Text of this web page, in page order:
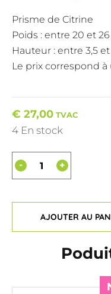
Prisme de Citrine
Poids : entre 20 et
Hauteur : entre 3,5
Le prix correspond
€ 27,00 TVAC
4 En stock
+
-
AJOUTER AU